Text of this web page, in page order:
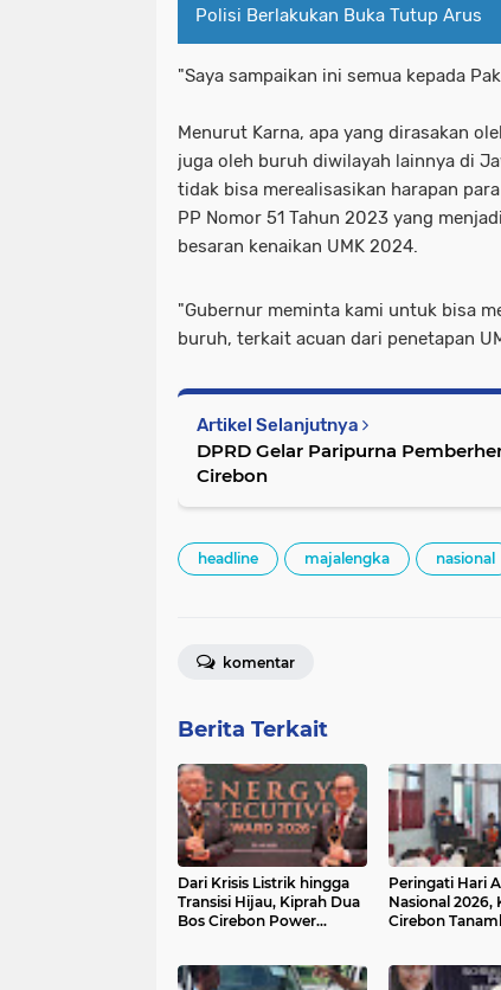
Polisi Berlakukan Buka Tutup Arus
"Saya sampaikan ini semua kepada
Menurut Karna, apa yang dirasakan
juga oleh buruh diwilayah lainnya di
tidak bisa merealisasikan harapan
PP Nomor 51 Tahun 2023 yang
besaran kenaikan UMK 2024.
"Gubernur meminta kami untuk bisa
buruh, terkait acuan dari penetapan
Artikel Selanjutnya
DPRD Gelar Paripurna
Cirebon
headline majalengka nasional
komentar
Berita Terkait
Dari Krisis Listrik hingga
Transisi Hijau, Kiprah Dua
Bos Cirebon Power
Peringati Hari
Nasional 2026,
Cirebon